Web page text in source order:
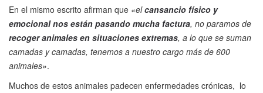
En el mismo escrito afirman que «elcansancio físico y
emocional nos están pasando mucha factura, no paramos de
recoger animales en situaciones extremas, a lo que se suman
camadas y camadas, tenemos a nuestro cargo más de 600
animales».
Muchos de estos animales padecen enfermedades crónicas, lo